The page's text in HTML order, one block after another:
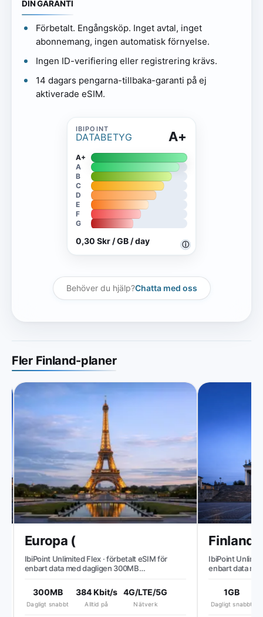
DIN GARANTI
Förbetalt. Engångsköp. Inget avtal, inget
abonnemang, ingen automatisk förnyelse.
Ingen ID-verifiering eller registrering krävs.
14 dagars pengarna-tillbaka-garanti på ej
aktiverade eSIM.
DATABETYG
ⓘ
A+
A+
A
B
C
D
E
F
G
0,30 Skr / GB / day
Behöver du hjälp?Chatta med oss
Fler Finland-planer
Europa (
IbiPoint Unlimited Flex · förbetalt eSIM för
enbart data med dagligen 300MB
hastighet till ~384 Kbit/s*
300MB
Dagligt snabbt
384 Kbit/s
Alltid på
4G/LTE/5G
Nätverk
Finland
IbiPoint
enbart data med
hastighet till
1GB
Dagligt snabbt